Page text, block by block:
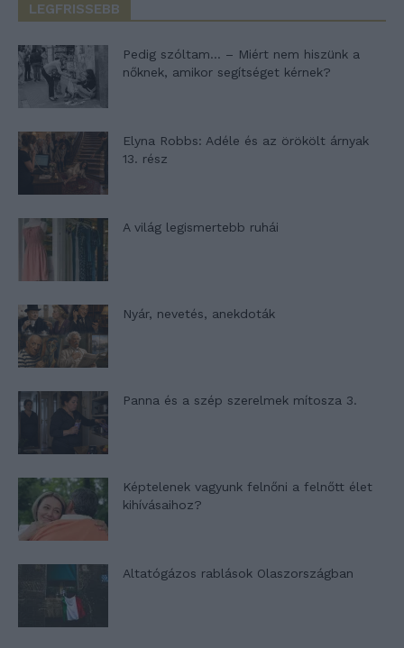
LEGFRISSEBB
Pedig szóltam… – Miért nem hiszünk a
nőknek, amikor segítséget kérnek?
Elyna Robbs: Adéle és az örökölt árnyak
13. rész
A világ legismertebb ruhái
Nyár, nevetés, anekdoták
Panna és a szép szerelmek mítosza 3.
Képtelenek vagyunk felnőni a felnőtt élet
kihívásaihoz?
Altatógázos rablások Olaszországban